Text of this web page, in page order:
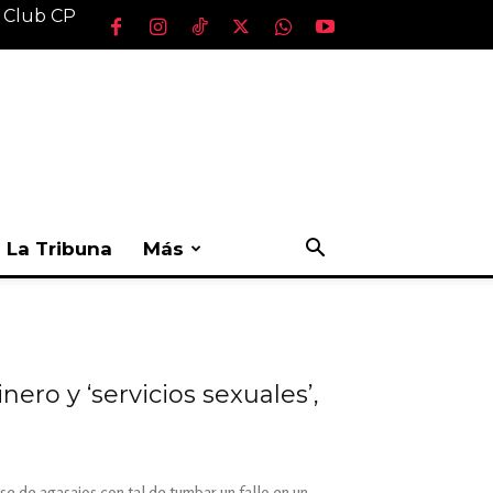
CP
La Tribuna Más
y ‘servicios sexuales’,